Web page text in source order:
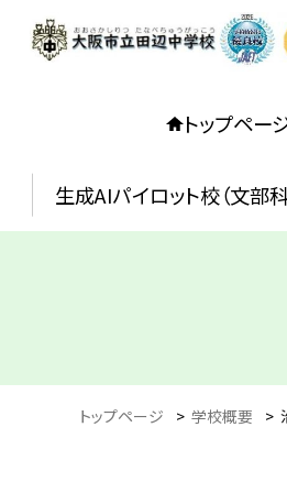
トップペー
生成AIパイロット校（文部
トップページ > 学校概要 >